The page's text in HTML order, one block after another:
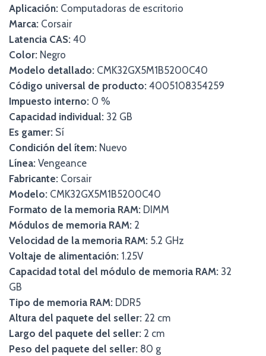
Aplicación: Computadoras de escritorio
Marca: Corsair
Latencia CAS: 40
Color: Negro
Modelo detallado: CMK32GX5M1B5200C40
Código universal de producto: 4005108354259
Impuesto interno: 0 %
Capacidad individual: 32 GB
Es gamer: Sí
Condición del ítem: Nuevo
Línea: Vengeance
Fabricante: Corsair
Modelo: CMK32GX5M1B5200C40
Formato de la memoria RAM: DIMM
Módulos de memoria RAM: 2
Velocidad de la memoria RAM: 5.2 GHz
Voltaje de alimentación: 1.25V
Capacidad total del módulo de memoria RAM: 32
GB
Tipo de memoria RAM: DDR5
Altura del paquete del seller: 22 cm
Largo del paquete del seller: 2 cm
Peso del paquete del seller: 80 g